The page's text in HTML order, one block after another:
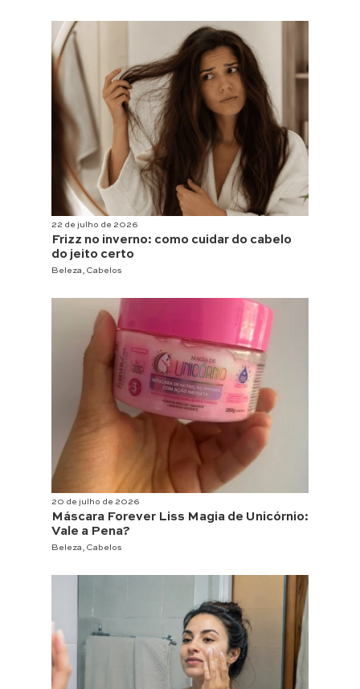
22 de julho de 2026
Frizz no inverno: como cuidar do cabelo
do jeito certo
Beleza Cabelos
20 de julho de 2026
Máscara Forever Liss Magia de Unicórnio:
Vale a Pena?
Beleza Cabelos